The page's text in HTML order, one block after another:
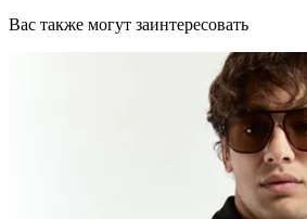
Вас также могут заинтересовать